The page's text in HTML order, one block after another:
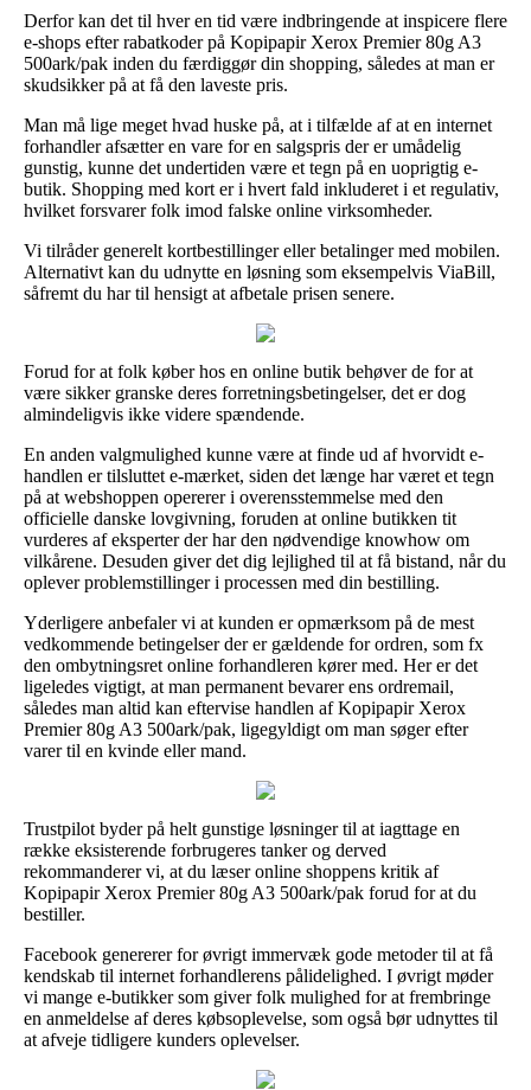
Derfor kan det til hver en tid være indbringende at inspicere flere
e-shops efter rabatkoder på Kopipapir Xerox Premier 80g A3
500ark/pak inden du færdiggør din shopping, således at man er
skudsikker på at få den laveste pris.
Man må lige meget hvad huske på, at i tilfælde af at en internet
forhandler afsætter en vare for en salgspris der er umådelig
gunstig, kunne det undertiden være et tegn på en uoprigtig e-
butik. Shopping med kort er i hvert fald inkluderet i et regulativ,
hvilket forsvarer folk imod falske online virksomheder.
Vi tilråder generelt kortbestillinger eller betalinger med mobilen.
Alternativt kan du udnytte en løsning som eksempelvis ViaBill,
såfremt du har til hensigt at afbetale prisen senere.
Forud for at folk køber hos en online butik behøver de for at
være sikker granske deres forretningsbetingelser, det er dog
almindeligvis ikke videre spændende.
En anden valgmulighed kunne være at finde ud af hvorvidt e-
handlen er tilsluttet e-mærket, siden det længe har været et tegn
på at webshoppen opererer i overensstemmelse med den
officielle danske lovgivning, foruden at online butikken tit
vurderes af eksperter der har den nødvendige knowhow om
vilkårene. Desuden giver det dig lejlighed til at få bistand, når du
oplever problemstillinger i processen med din bestilling.
Yderligere anbefaler vi at kunden er opmærksom på de mest
vedkommende betingelser der er gældende for ordren, som fx
den ombytningsret online forhandleren kører med. Her er det
ligeledes vigtigt, at man permanent bevarer ens ordremail,
således man altid kan eftervise handlen af Kopipapir Xerox
Premier 80g A3 500ark/pak, ligegyldigt om man søger efter
varer til en kvinde eller mand.
Trustpilot byder på helt gunstige løsninger til at iagttage en
række eksisterende forbrugeres tanker og derved
rekommanderer vi, at du læser online shoppens kritik af
Kopipapir Xerox Premier 80g A3 500ark/pak forud for at du
bestiller.
Facebook genererer for øvrigt immervæk gode metoder til at få
kendskab til internet forhandlerens pålidelighed. I øvrigt møder
vi mange e-butikker som giver folk mulighed for at frembringe
en anmeldelse af deres købsoplevelse, som også bør udnyttes til
at afveje tidligere kunders oplevelser.